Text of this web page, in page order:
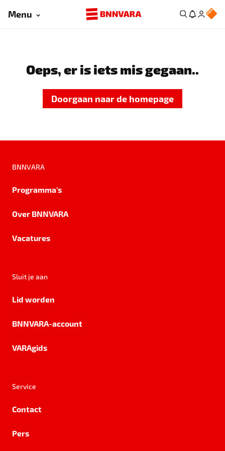
Menu
Oeps, er is iets mis gegaan..
Doorgaan naar de homepage
BNNVARA
Programma's
Over BNNVARA
Vacatures
Sluit je aan
Lid worden
BNNVARA-account
VARAgids
Service
Contact
Pers